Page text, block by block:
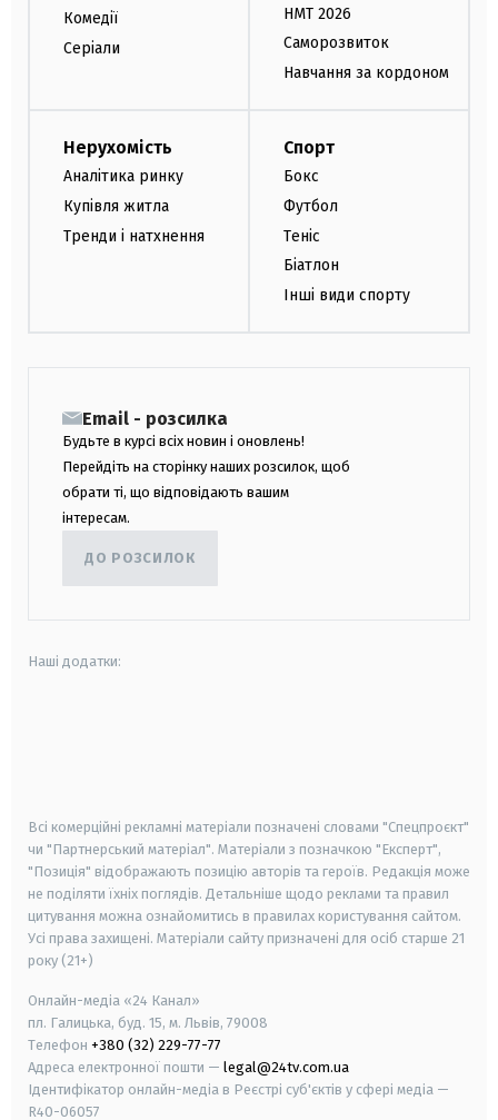
Комедії
Серіали
НМТ 2026
Саморозвиток
Навчання за кордоном
Нерухомість
Аналітика ринку
Купівля житла
Тренди і натхнення
Спорт
Бокс
Футбол
Теніс
Біатлон
Інші види спорту
Email - розсилка
Будьте в курсі всіх новин і оновлень!
Перейдіть на сторінку наших розсилок, щоб
обрати ті, що відповідають вашим
інтересам.
ДО РОЗСИЛОК
Наші додатки:
Всі комерційні рекламні матеріали позначені словами "Спецпроєкт"
чи "Партнерський матеріал". Матеріали з позначкою "Експерт",
"Позиція" відображають позицію авторів та героїв. Редакція може
не поділяти їхніх поглядів. Детальніше щодо реклами та правил
цитування можна ознайомитись в правилах користування сайтом.
Усі права захищені. Матеріали сайту призначені для осіб старше 21
року (21+)
Онлайн-медіа «24 Канал»
пл. Галицька, буд. 15, м. Львів, 79008
Телефон +380 (32) 229-77-77
Адреса електронної пошти — legal@24tv.com.ua
Ідентифікатор онлайн-медіа в Реєстрі суб'єктів у сфері медіа —
R40-06057